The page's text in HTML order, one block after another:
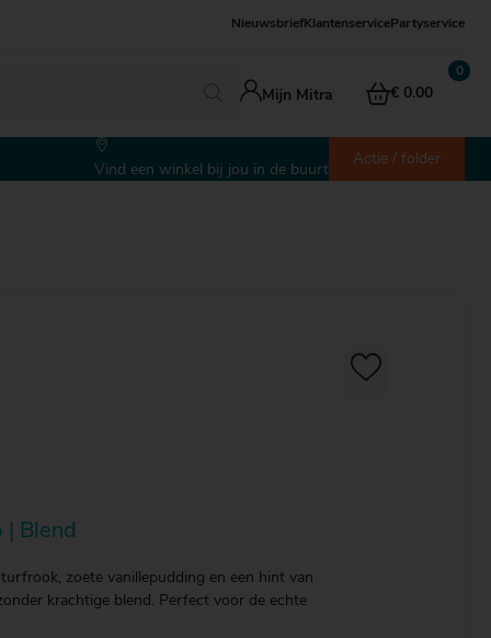
Nieuwsbrief KlantenservicePartyservice
Mijn Mitra € 0.00
Vind een winkel bij jou in de buurt
Actie / folder
| Blend
zoete vanillepudding en een hint van
krachtige blend. Perfect voor de echte